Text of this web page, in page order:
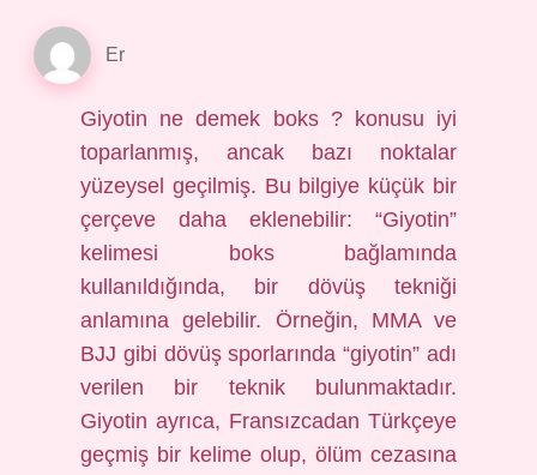
Er
Giyotin ne demek boks ? konusu iyi
toparlanmış, ancak bazı noktalar
yüzeysel geçilmiş. Bu bilgiye küçük bir
çerçeve daha eklenebilir: “Giyotin”
kelimesi boks bağlamında
kullanıldığında, bir dövüş tekniği
anlamına gelebilir. Örneğin, MMA ve
BJJ gibi dövüş sporlarında “giyotin” adı
verilen bir teknik bulunmaktadır.
Giyotin ayrıca, Fransızcadan Türkçeye
geçmiş bir kelime olup, ölüm cezasına